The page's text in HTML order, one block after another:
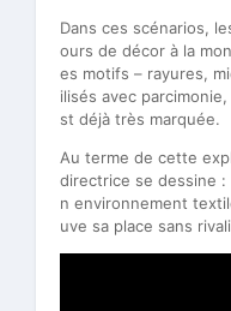
Dans ces scénarios,
ours de décor à la
es motifs – rayures,
ilisés avec
st déjà très marquée.
Au terme de cette
directrice se dessine :
n environnement
uve sa place sans